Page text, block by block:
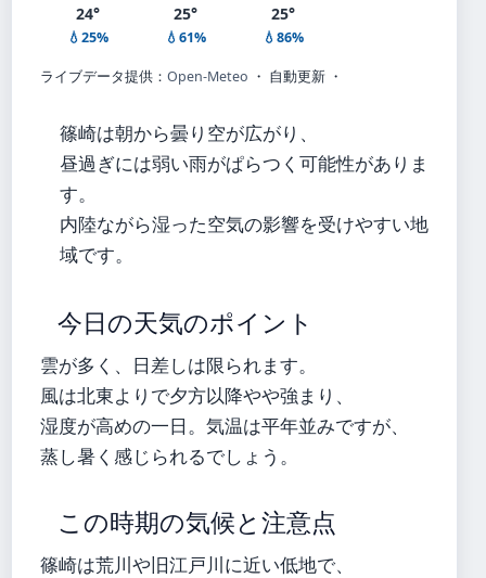
24°
💧25%
25°
💧61%
25°
💧86%
ライブデータ提供： Open-Meteo ・ 自動更新 ・
篠崎は朝から曇り空が広がり、
昼過ぎには弱い雨がぱらつく可能性がありま
す。
内陸ながら湿った空気の影響を受けやすい地
域です。
今日の天気のポイント
雲が多く、日差しは限られます。
風は北東よりで夕方以降やや強まり、
湿度が高めの一日。気温は平年並みですが、
蒸し暑く感じられるでしょう。
この時期の気候と注意点
篠崎は荒川や旧江戸川に近い低地で、